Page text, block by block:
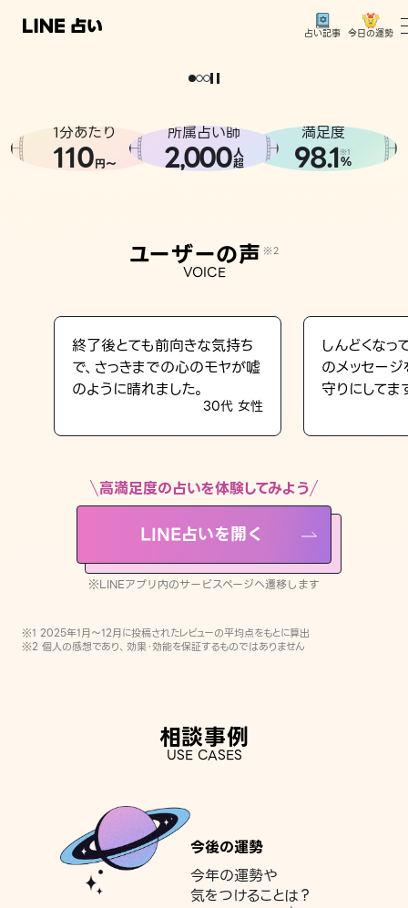
占い記事 今日の運勢
相談事例
LINE占いを開く
※LINEアプリ内のサービスページへ遷移します
どうせなら
。
1分あたり
110円〜
所属占い師
2,000人
超
満足度
98.1※1
%
ユーザーの声 ※2
VOICE
終了後とても前向きな気持ち
で、さっきまでの心のモヤが嘘
のように晴れました。
30代 女性
しんどくなっ
のメッセー
守りにしてま
高満足度の占いを体験してみよう
LINE占いを開く
※LINEアプリ内のサービスページへ遷移します
※1 2025年1月〜12月に投稿されたレビューの平均点をもとに算出
※2 個人の感想であり、効果・効能を保証するものではありません
相談事例
USE CASES
今後の運勢
今年の運勢や
気をつけることは？